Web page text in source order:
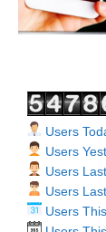
Users
Users
Users
Users
Users